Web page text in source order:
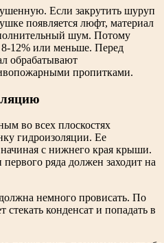
Если закрутить шуруп
появляется люфт, материал
шум. Потому
12% или меньше. Перед
обрабатывают
пропитками.
во всех плоскостях
гидроизоляции. Ее
с нижнего края крыши.
ряда должен заходит на
немного провисать. По
стекать конденсат и попадать в